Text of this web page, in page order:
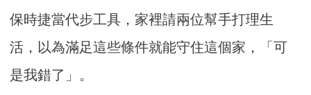
保時捷當代步工具，家裡請兩位幫手打理生
活，以為滿足這些條件就能守住這個家，「可
是我錯了」。